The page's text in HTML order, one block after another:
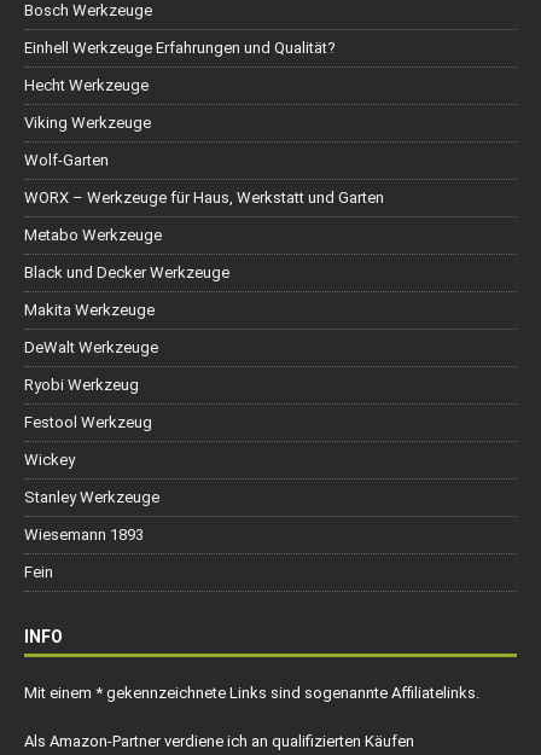
Bosch Werkzeuge
Einhell Werkzeuge Erfahrungen und Qualität?
Hecht Werkzeuge
Viking Werkzeuge
Wolf-Garten
WORX – Werkzeuge für Haus, Werkstatt und Garten
Metabo Werkzeuge
Black und Decker Werkzeuge
Makita Werkzeuge
DeWalt Werkzeuge
Ryobi Werkzeug
Festool Werkzeug
Wickey
Stanley Werkzeuge
Wiesemann 1893
Fein
INFO
Mit einem * gekennzeichnete Links sind sogenannte Affiliatelinks.
Als Amazon-Partner verdiene ich an qualifizierten Käufen